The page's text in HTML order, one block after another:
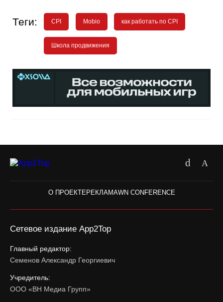
Теги: CPI Mobio как работать по CPI
Школа продвижения
О ПРОЕКТЕРЕКЛАМАWN CONFERENCE
Сетевое издание App2Top
Главный редактор:
Семенов Александр Георгиевич
Учредитель:
ООО «ВН Медиа Групп»